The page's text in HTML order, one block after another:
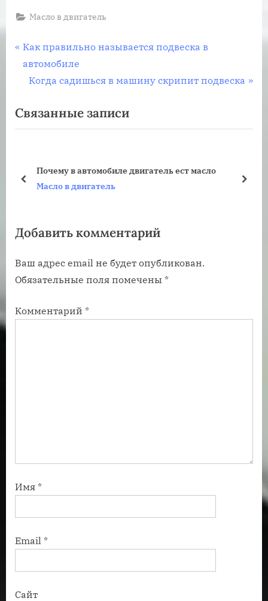
Масло в двигатель
Навигация
по
П
р
ы
д
а
а
и
с
:
Как правильно называется подвеска в
автомобиле
С
е
д
з
п
и
ь
Когда садишься в машину скрипит подвеска
Связанные записи
Почему в автомобиле двигатель ест масло
Масло в двигатель
пред
Добавить комментарий
Ваш адрес email не будет опубликован.
Обязательные поля помечены *
Комментарий *
Имя *
Email *
Сайт